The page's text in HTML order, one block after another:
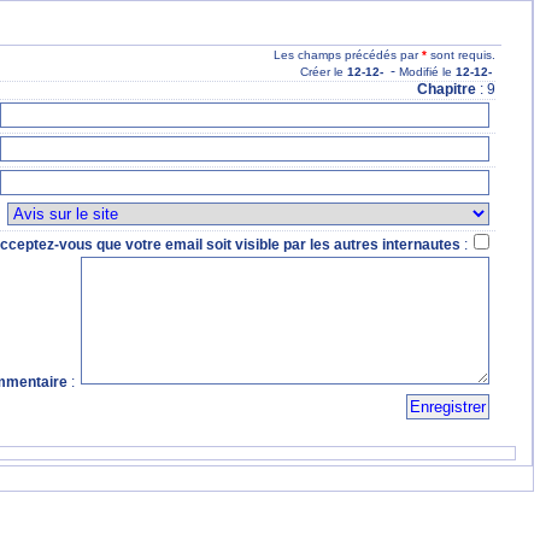
Les champs précédés par* sont requis.
Créer le 12-12- - Modifié le 12-12-
Chapitre : 9
vous que votre email soit visible par les autres internautes :
: